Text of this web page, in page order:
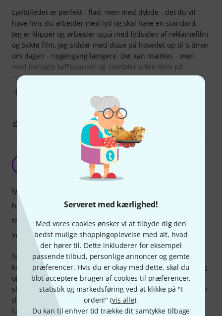
Serveret med kærlighed!
Med vores cookies ønsker vi at tilbyde dig den
bedst mulige shoppingoplevelse med alt, hvad
der hører til. Dette inkluderer for eksempel
passende tilbud, personlige annoncer og gemte
præferencer. Hvis du er okay med dette, skal du
blot acceptere brugen af cookies til præferencer,
statistik og markedsføring ved at klikke på "I
orden!" (vis alle).
Du kan til enhver tid trække dit samtykke tilbage
Lydbilledet er perfekt - flad, men med dybde - det du vil
have hvis du arbejder med lyd og skal have en standard.
Jeg er klipper og arbejder også med lydsiden af reklamefilm
og SoMe film. Jeg sidder med disse på hovedet op til 6 timer
om dagen - nogengang længere. Det kan mærkes - men
med indlagte kaffepauser og samtaler uden dem på
hovedet så er det ikke et
ANMELD BEDØMMELSE
sennheiser HD 280-Pro
Mobil Dj 30.09.2022
fantastisk høretelefoner, god lyd, selv til DJ brug, bære
komforten er fantastisk, jeg har dem på 8 timer hver fredag
og lørdag kan slet ikke mærke jeg har dem på, og tænker
slet ikke over at jeg har dem på, de er utrolige lette, :) det er
det sæt høretelefoner jeg har haft som har bedst bære
komfort, sidder fantastisk på hovedet, jeg har dog hørt
lyd
bærekomfort
forarbejdning
Ydere støj isolation